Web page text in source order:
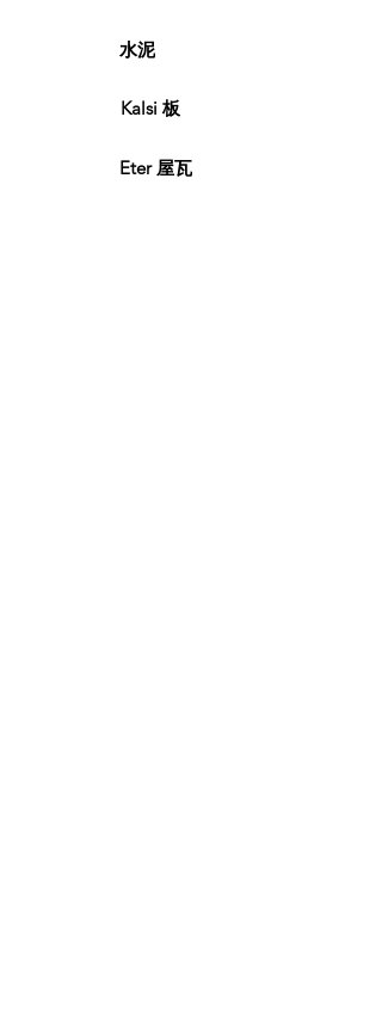
水泥
Kalsi 板
Eter 屋瓦